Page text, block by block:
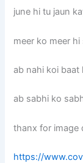
june hi tu jaun
meer ko meer
ab nahi koi baat
ab sabhi ko
thanx for image
https://